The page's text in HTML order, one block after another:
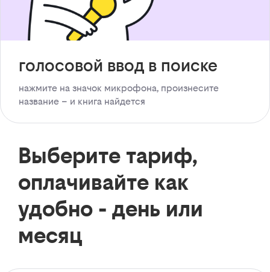
голосовой ввод в поиске
нажмите на значок микрофона, произнесите
название – и книга найдется
Выберите тариф,
оплачивайте как
удобно - день или
месяц